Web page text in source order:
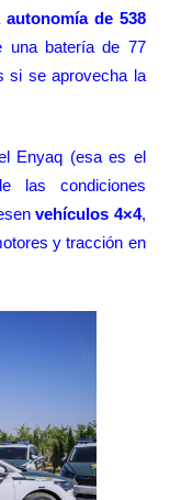
autonomía de 538
una batería de 77
si se aprovecha la
Enyaq (esa es el
las condiciones
vehículos 4×4,
y tracción en